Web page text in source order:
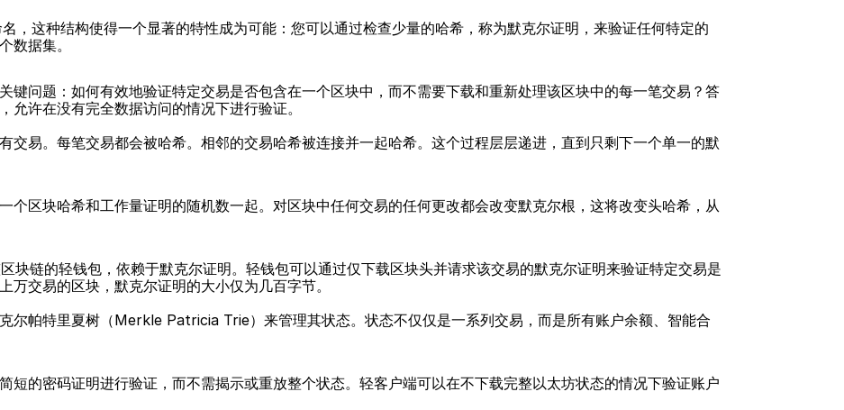
，这种结构使得一个显著的特性成为可能：您可以通过检查少量的哈希，称为默克尔证明，来验证任何特定的
数据集。
键问题：如何有效地验证特定交易是否包含在一个区块中，而不需要下载和重新处理该区块中的每一笔交易？答
允许在没有完全数据访问的情况下进行验证。
交易。每笔交易都会被哈希。相邻的交易哈希被连接并一起哈希。这个过程层层递进，直到只剩下一个单一的默
个区块哈希和工作量证明的随机数一起。对区块中任何交易的任何更改都会改变默克尔根，这将改变头哈希，从
块链的轻钱包，依赖于默克尔证明。轻钱包可以通过仅下载区块头并请求该交易的默克尔证明来验证特定交易是
万交易的区块，默克尔证明的大小仅为几百字节。
尔帕特里夏树（Merkle Patricia Trie）来管理其状态。状态不仅仅是一系列交易，而是所有账户余额、智能合
短的密码证明进行验证，而不需揭示或重放整个状态。轻客户端可以在不下载完整以太坊状态的情况下验证账户